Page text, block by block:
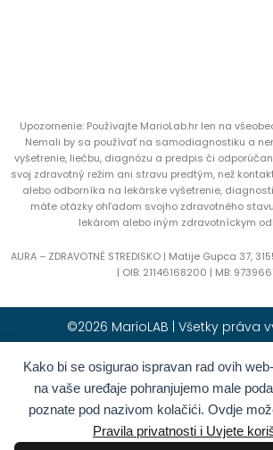
Kako bi se osigurao ispravan rad ovih
na vaše uređaje pohranjujemo male
poznate pod nazivom kolačići. Ovdje
Pravila privatnosti i Uvjete
Upozornenie: Používajte MarioLab.hr len na
Nemali by sa používať na samodiagnostiku a
vyšetrenie, liečbu, diagnózu a predpis či
svoj zdravotný režim ani stravu predtým, než
alebo odborníka na lekárske vyšetrenie,
máte otázky ohľadom svojho zdravotného
lekárom alebo iným zdravotníckym
AURA – ZDRAVOTNÉ STREDISKO | Matije Gupca 37,
| OIB: 21146168200 | MB:
©2026 MarioLAB | Všetky práva
Hrvatski(Chorvátština)
Deutsch (Nemčina)
Română(Rumunčina)
Български(Bulharčina)